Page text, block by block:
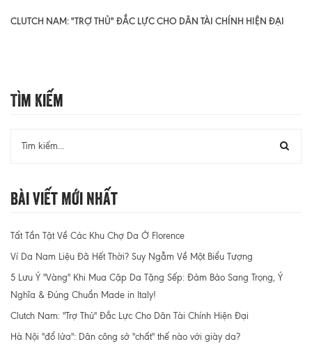
CLUTCH NAM: "TRỢ THỦ" ĐẮC LỰC CHO DÂN TÀI CHÍNH HIỆN ĐẠI
Tìm Kiếm
Bài Viết Mới Nhất
Tất Tần Tật Về Các Khu Chợ Da Ở Florence
Ví Da Nam Liệu Đã Hết Thời? Suy Ngẫm Về Một Biểu Tượng
5 Lưu Ý "Vàng" Khi Mua Cặp Da Tặng Sếp: Đảm Bảo Sang Trọng, Ý
Nghĩa & Đúng Chuẩn Made in Italy!
Clutch Nam: "Trợ Thủ" Đắc Lực Cho Dân Tài Chính Hiện Đại
Hà Nội "đổ lửa": Dân công sở "chất" thế nào với giày da?